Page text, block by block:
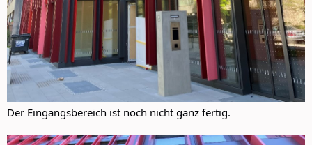
Der Eingangsbereich ist noch nicht ganz fertig.